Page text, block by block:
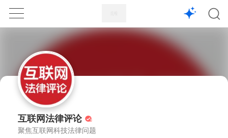
1X
互联网法律评论
聚焦互联网科技法律问题